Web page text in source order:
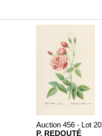
Auction 456 - Lot 20
P. REDOUTÉ